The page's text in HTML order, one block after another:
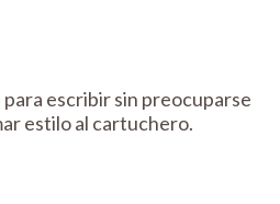
escribir sin preocuparse
estilo al cartuchero.